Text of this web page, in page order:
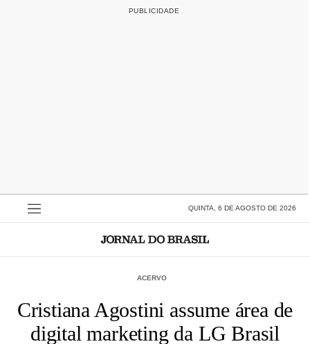
QUINTA, 6 DE AGOSTO DE 2026
ACERVO
Cristiana Agostini assume área de
digital marketing da LG Brasil